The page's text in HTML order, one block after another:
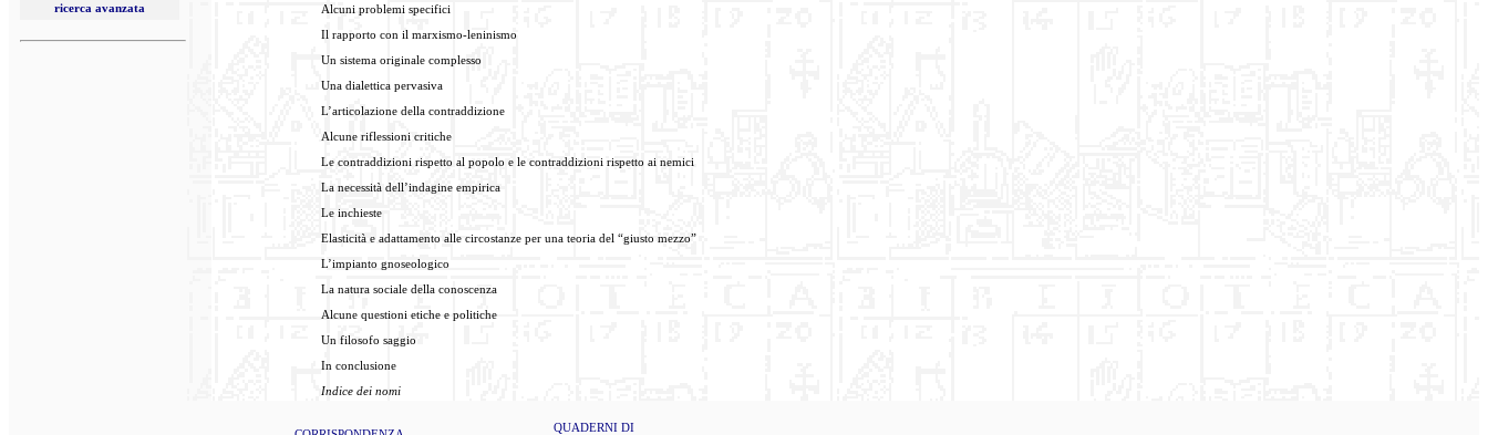
ricerca avanzata
Alcuni problemi specifici
Il rapporto con il marxismo-leninismo
Un sistema originale complesso
Una dialettica pervasiva
L’articolazione della contraddizione
Alcune riflessioni critiche
Le contraddizioni rispetto al popolo e le contraddizioni rispetto ai nemici
La necessità dell’indagine empirica
Le inchieste
Elasticità e adattamento alle circostanze per una teoria del “giusto mezzo”
L’impianto gnoseologico
La natura sociale della conoscenza
Alcune questioni etiche e politiche
Un filosofo saggio
In conclusione
Indice dei nomi
QUADERNI DI